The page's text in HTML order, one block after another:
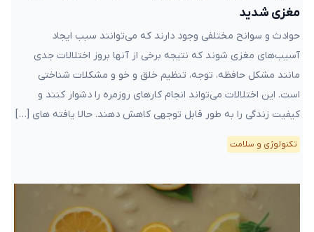
مغزی شدید
حوادث و سوانح مختلفی وجود دارند که می‌توانند سبب ایجاد
آسیب‌های مغزی شوند که نتیجه برخی از آنها بروز اختلالات جدی
مانند مشکل حافظه، توجه، تنظیم خلق و خو و مشکلات شناختی
است. این اختلالات می‌تواند انجام کارهای روزمره را دشوار کنند و
کیفیت زندگی را به طور قابل توجهی کاهش دهند. حالا یافته های […]
تکنولوژی و سلامت